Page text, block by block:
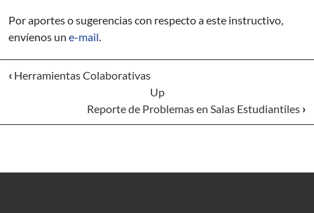
Por aportes o sugerencias con respecto a este instructivo,
envíenos un e-mail.
‹ Herramientas Colaborativas
Up
Reporte de Problemas en Salas Estudiantiles ›